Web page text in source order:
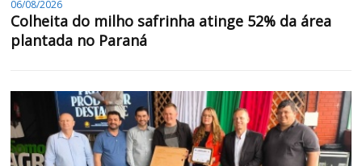
06/08/2026
Colheita do milho safrinha atinge 52% da área
plantada no Paraná